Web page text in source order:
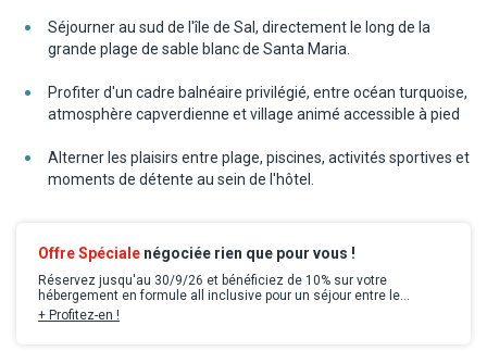
Séjourner au sud de l'île de Sal, directement le long de la
grande plage de sable blanc de Santa Maria.
Profiter d'un cadre balnéaire privilégié, entre océan turquoise,
atmosphère capverdienne et village animé accessible à pied
Alterner les plaisirs entre plage, piscines, activités sportives et
moments de détente au sein de l'hôtel.
Offre Spéciale négociée rien que pour vous !
Réservez jusqu'au 30/9/26 et bénéficiez de 10% sur votre
hébergement en formule all inclusive pour un séjour entre le
1/11/2026 et le 30/4/2027.
+ Profitez-en !